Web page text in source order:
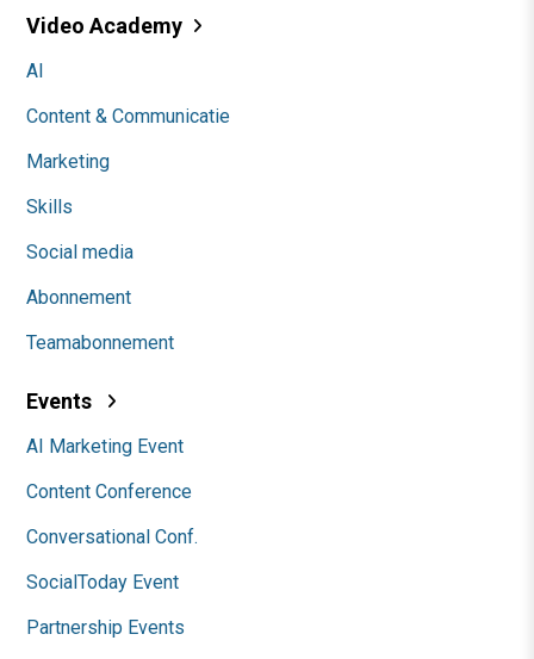
Video Academy
AI
Content & Communicatie
Marketing
Skills
Social media
Abonnement
Teamabonnement
Events
AI Marketing Event
Content Conference
Conversational Conf.
SocialToday Event
Partnership Events